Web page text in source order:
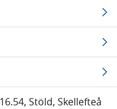
Stöld, Skellefteå